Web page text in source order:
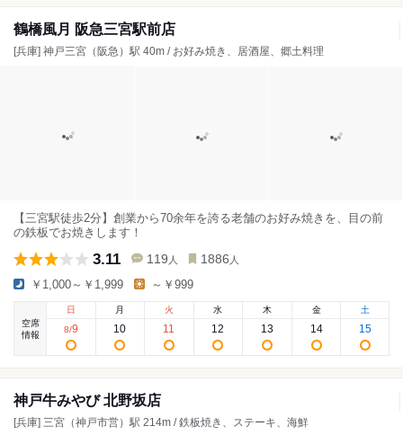
鶴橋風月 阪急三宮駅前店
[兵庫] 神戸三宮（阪急）駅 40m / お好み焼き、居酒屋、郷土料理
【三宮駅徒歩2分】創業から70余年を誇る老舗のお好み焼きを、目の前
の鉄板でお焼きします！
3.11 119 人 1886 人
￥1,000～￥1,999 ～￥999
空席
情報
日
8/9
月
10
火
11
水
12
木
13
金
14
土
15
神戸牛みやび 北野坂店
[兵庫] 三宮（神戸市営）駅 214m / 鉄板焼き、ステーキ、海鮮